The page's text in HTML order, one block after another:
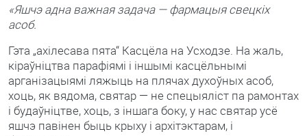
«Яшчэ адна важная задача — фармацыя свецкіх
асоб.
Гэта „ахілесава пята“ Касцёла на Усходзе. На жаль,
кіраўніцтва парафіямі і іншымі касцёльнымі
арганізацыямі ляжыць на плячах духоўных асоб,
хоць, як вядома, святар — не спецыяліст па рамонтах
і будаўніцтве, хоць, з іншага боку, у нас святар усё
яшчэ павінен быць крыху і архітэктарам, і